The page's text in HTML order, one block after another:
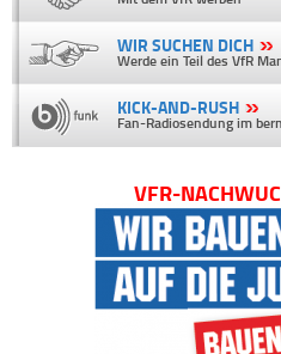
WIR SUCHEN DICH
Werde ein Teil des VfR
KICK-AND-RUSH
Fan-Radiosendung im
VFR-